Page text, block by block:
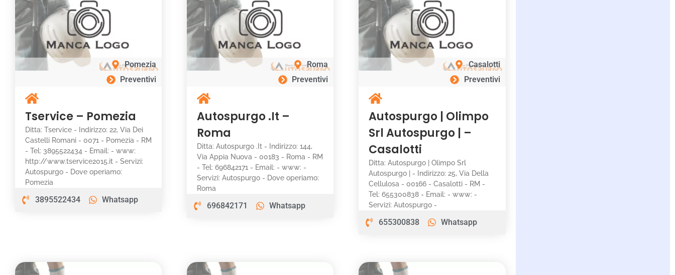
Pomezia
Preventivi
Tservice – Pomezia
Ditta: Tservice - Indirizzo: 22, Via Dei
Castelli Romani - 0071 - Pomezia - RM
- Tel: 3895522434 - Email: - www:
http://www.tservice2015.it - Servizi:
Autospurgo - Dove operiamo:
Pomezia
3895522434 Whatsapp
Roma
Preventivi
Autospurgo .It –
Roma
Ditta: Autospurgo .It - Indirizzo: 144,
Via Appia Nuova - 00183 - Roma - RM
- Tel: 696842171 - Email: - www: -
Servizi: Autospurgo - Dove operiamo:
Roma
696842171 Whatsapp
Casalotti
Preventivi
Autospurgo | Olimpo
Srl Autospurgo | –
Casalotti
Ditta: Autospurgo | Olimpo Srl
Autospurgo | - Indirizzo: 25, Via Della
Cellulosa - 00166 - Casalotti - RM -
Tel: 655300838 - Email: - www: -
Servizi: Autospurgo -
655300838 Whatsapp